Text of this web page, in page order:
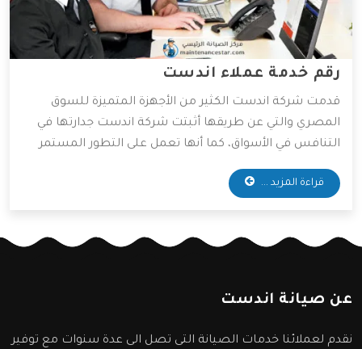
رقم خدمة عملاء اندست
قدمت شركة اندست الكثير من الأجهزة المتميزة للسوق
المصري والتي عن طريقها أثبتت شركة اندست جدارتها في
التنافس في الأسواق، كما أنها تعمل على التطور المستمر
لأجهزتها المتوفرة، و ذلك للعمل على راحة العميل بأكبر كم
من التطور التكنولوجي، وقد وفرت الشركة خدمات مهمة
قراءة المزيد ...
عن صيانة اندست
نقدم لعملائنا خدمات الصيانة التى تصل الى عدة سنوات مع توفير